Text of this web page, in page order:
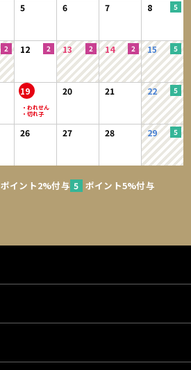
5 6 7 8
12 13 14 15
19 20 21 22
26 27 28 29
ポイント2%付与
ポイント5%付与